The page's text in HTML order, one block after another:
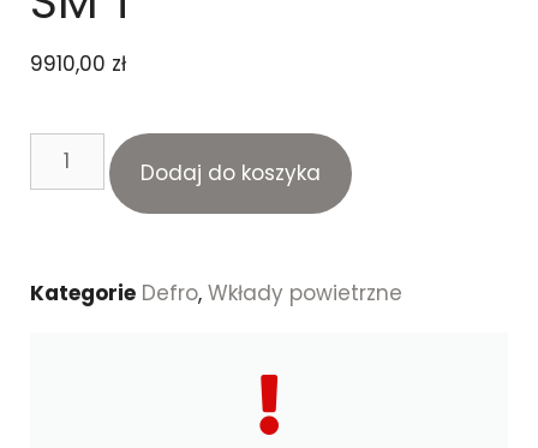
9910,00 zł
Dodaj do koszyka
Kategorie Defro, Wkłady powietrzne